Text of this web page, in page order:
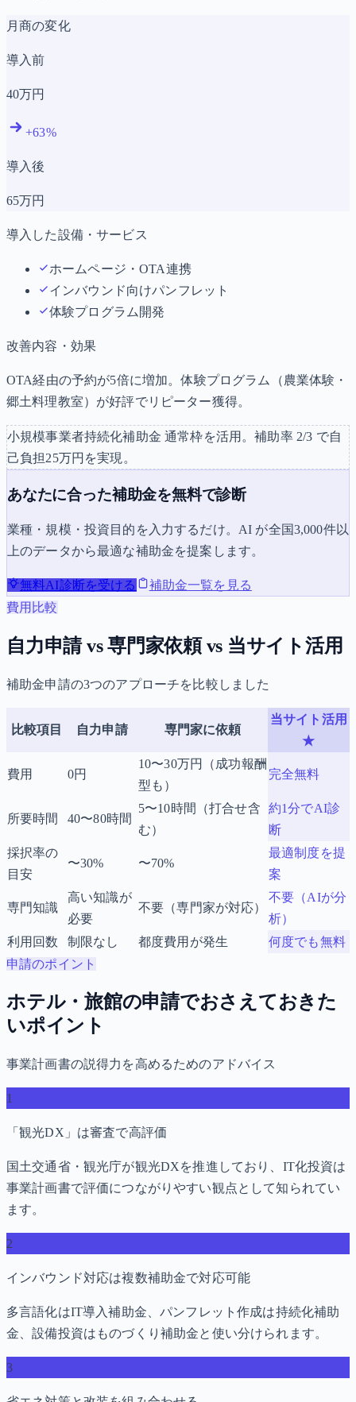
月商の変化
導入前
40万円
+63%
導入後
65万円
導入した設備・サービス
ホームページ・OTA連携
インバウンド向けパンフレット
体験プログラム開発
改善内容・効果
OTA経由の予約が5倍に増加。体験プログラム（農業体験・
郷土料理教室）が好評でリピーター獲得。
小規模事業者持続化補助金 通常枠を活用。補助率 2/3 で自
己負担25万円を実現。
あなたに合った補助金を無料で診断
業種・規模・投資目的を入力するだけ。AI が全国3,000件以
上のデータから最適な補助金を提案します。
無料AI診断を受ける
補助金一覧を見る
費用比較
自力申請 vs 専門家依頼 vs 当サイト活用
補助金申請の3つのアプローチを比較しました
比較項目 自力申請 専門家に依頼
当サイト活用
★
費用 0円
10〜30万円（成功報酬
型も）
完全無料
所要時間 40〜80時間
5〜10時間（打合せ含
む）
約1分でAI診
断
採択率の
目安
〜30% 〜70%
最適制度を提
案
専門知識
高い知識が
必要
不要（専門家が対応）
不要（AIが分
析）
利用回数
制限なし 都度費用が発生
何度でも無料
申請のポイント
ホテル・旅館の申請でおさえておきた
いポイント
事業計画書の説得力を高めるためのアドバイス
1
「観光DX」は審査で高評価
国土交通省・観光庁が観光DXを推進しており、IT化投資は
事業計画書で評価につながりやすい観点として知られてい
ます。
2
インバウンド対応は複数補助金で対応可能
多言語化はIT導入補助金、パンフレット作成は持続化補助
金、設備投資はものづくり補助金と使い分けられます。
3